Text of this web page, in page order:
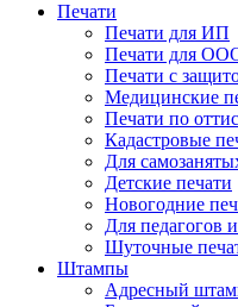
Печати
Печати для ИП
Печати для
Печати с
Медицинские
Печати по
Кадастровые
Для
Детские печати
Новогодние
Для педагогов
Шуточные
Штампы
Адресный